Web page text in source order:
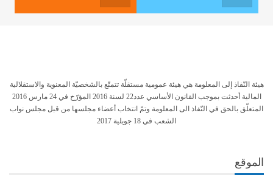
هيئة النّفاذ إلى المعلومة هي هيئة عمومية مستقلّة تتمتّع بالشخصيّة المعنوية والاستقلالية
المالية أحدثت بموجب القانون الأساسي عدد22 لسنة 2016 المؤرّخ في 24 مارس 2016
المتعلّق بالحق في النّفاذ الى المعلومة وتمّ انتخاب أعضاء مجلسها من قبل مجلس نواب
الشعب في 18 جويلية 2017
الموقع